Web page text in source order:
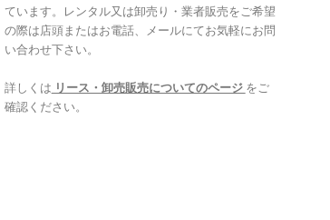
ています。レンタル又は卸売り・業者販売をご希望
の際は店頭またはお電話、メールにてお気軽にお問
い合わせ下さい。
詳しくは リース・卸売販売についてのページ をご
確認ください。